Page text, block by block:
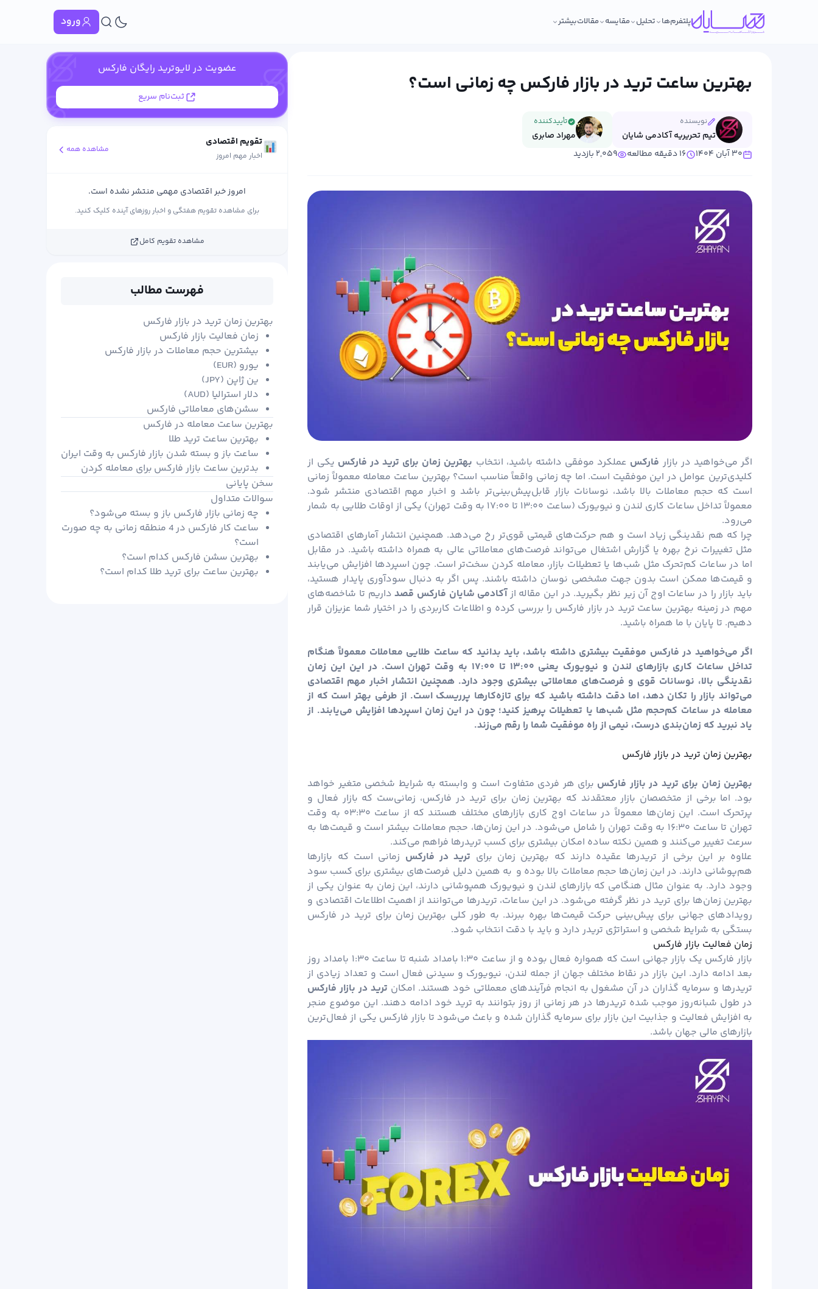
پلتفرم‌ها تحلیل مقایسه مقالاتبیشتر ورود
بهترین ساعت ترید در بازار فارکس چه زمانی است؟
نویسنده
تیم تحریریه آکادمی شایان
تأییدکننده
مهراد صابری
۳۰ آبان ۱۴۰۴
۱۶ دقیقه مطالعه ۲,۰۵۹ بازدید
اگر می‌خواهید در بازار فارکس عملکرد موفقی داشته باشید، انتخاب بهترین زمان برای ترید در فارکس یکی از
کلیدی‌ترین عوامل در این موفقیت است. اما چه زمانی واقعاً مناسب است؟ بهترین ساعت معامله معمولاً زمانی
است که حجم معاملات بالا باشد، نوسانات بازار قابل‌پیش‌بینی‌تر باشد و اخبار مهم اقتصادی منتشر شود.
معمولاً تداخل ساعات کاری لندن و نیویورک (ساعت ۱۳:۰۰ تا ۱۷:۰۰ به وقت تهران) یکی از اوقات طلایی به شمار
می‌رود.
چرا که هم نقدینگی زیاد است و هم حرکت‌های قیمتی قوی‌تر رخ می‌دهد. همچنین انتشار آمارهای اقتصادی
مثل تغییرات نرخ بهره یا گزارش اشتغال می‌تواند فرصت‌های معاملاتی عالی به همراه داشته باشید. در مقابل
اما در ساعات کم‌تحرک مثل شب‌ها یا تعطیلات بازار، معامله کردن سخت‌تر است. چون اسپردها افزایش می‌یابند
و قیمت‌ها ممکن است بدون جهت مشخصی نوسان داشته باشند. پس اگر به دنبال سودآوری پایدار هستید،
باید بازار را در ساعات اوج آن زیر نظر بگیرید. در این مقاله ازآکادمی شایان فارکس قصدداریم تا شاخصه‌های
مهم در زمینه بهترین ساعت ترید در بازار فارکس را بررسی کرده و اطلاعات کاربردی را در اختیار شما عزیزان قرار
دهیم. تا پایان با ما همراه باشید.
اگر می‌خواهید در فارکس موفقیت بیشتری داشته باشد، باید بدانید که ساعت طلایی معاملات معمولاً هنگام
تداخل ساعات کاری بازارهای لندن و نیویورک یعنی ۱۳:۰۰ تا ۱۷:۰۰ به وقت تهران است. در این این زمان
نقدینگی بالا، نوسانات قوی و فرصت‌های معاملاتی بیشتری وجود دارد. همچنین انتشار اخبار مهم اقتصادی
می‌تواند بازار را تکان دهد، اما دقت داشته باشید که برای تازه‌کارها پرریسک است. از طرفی بهتر است که از
معامله در ساعات کم‌حجم مثل شب‌ها یا تعطیلات پرهیز کنید؛ چون در این زمان اسپردها افزایش می‌یابند. از
یاد نبرید که زمان‌بندی درست، نیمی از راه موفقیت شما را رقم می‌زند.
بهترین زمان ترید در بازار فارکس
بهترین زمان برای ترید در بازار فارکس برای هر فردی متفاوت است و وابسته به شرایط شخصی متغیر خواهد
بود. اما برخی از متخصصان بازار معتقدند که بهترین زمان برای ترید در فارکس، زمانی‌ست که بازار فعال و
پرتحرک است. این زمان‌ها معمولاً در ساعات اوج کاری بازار‌های مختلف هستند که از ساعت ۰۳:۳۰ به وقت
تهران تا ساعت ۱۶:۳۰ به وقت تهران را شامل می‌شود. در این زمان‌ها، حجم معاملات بیشتر است و قیمت‌ها به
سرعت تغییر می‌کنند و همین نکته ساده امکان بیشتری برای کسب تریدرها فراهم می‌کند.
علاوه بر این برخی از تریدرها عقیده دارند که بهترین زمان برای ترید در فارکس زمانی است که بازار‌ها
هم‌پوشانی دارند. در این زمان‌ها حجم معاملات بالا بوده و به همین دلیل فرصت‌های بیشتری برای کسب سود
وجود دارد. به عنوان مثال هنگامی که بازار‌های لندن و نیویورک همپوشانی دارند، این زمان به عنوان یکی از
بهترین زمان‌ها برای ترید در نظر گرفته می‌شود. در این ساعات، تریدرها می‌توانند از اهمیت اطلاعات اقتصادی و
رویدادهای جهانی برای پیش‌بینی حرکت قیمت‌ها بهره‌ ببرند. به طور کلی بهترین زمان برای ترید در فارکس
بستگی به شرایط شخصی و استراتژی تریدر دارد و باید با دقت انتخاب شود.
زمان فعالیت بازار فارکس
بازار فارکس یک بازار جهانی است که همواره فعال بوده و از ساعت ۱:۳۰ بامداد شنبه تا ساعت ۱:۳۰ بامداد روز
بعد ادامه دارد. این بازار در نقاط مختلف جهان از جمله لندن، نیویورک و سیدنی فعال است و تعداد زیادی از
تریدرها و سرمایه گذاران در آن مشغول به انجام فرآیندهای معملاتی خود هستند. امکان ترید در بازار فارکس
در طول شبانه‌روز موجب شده تریدرها در هر زمانی از روز بتوانند به ترید خود ادامه دهند. این موضوع منجر
به افزایش فعالیت و جذابیت این بازار برای سرمایه گذاران شده و باعث می‌شود تا بازار فارکس یکی از فعال‌ترین
بازارهای مالی جهان باشد.
عضویت در لایوترید رایگان فارکس
ثبت‌نام سریع
تقویم اقتصادی
اخبار مهم امروز
مشاهده همه
امروز خبر اقتصادی مهمی منتشر نشده است.
برای مشاهده تقویم هفتگی و اخبار روزهای آینده کلیک کنید.
مشاهده تقویم کامل
فهرست مطالب
بهترین زمان ترید در بازار فارکس
زمان فعالیت بازار فارکس
بیشترین حجم معاملات در بازار فارکس
یورو (EUR)
ین ژاپن (JPY)
دلار استرالیا (AUD)
سشن‌های معاملاتی فارکس
بهترین ساعت معامله در فارکس
بهترین ساعت ترید طلا
ساعت باز و بسته شدن بازار فارکس به وقت ایران
بدترین ساعت بازار فارکس برای معامله کردن
سخن پایانی
سوالات متداول
چه زمانی بازار فارکس باز و بسته می‌شود؟
ساعت کار فارکس در 4 منطقه زمانی به چه صورت
است؟
بهترین سشن فارکس کدام است؟
بهترین ساعت برای ترید طلا کدام است؟